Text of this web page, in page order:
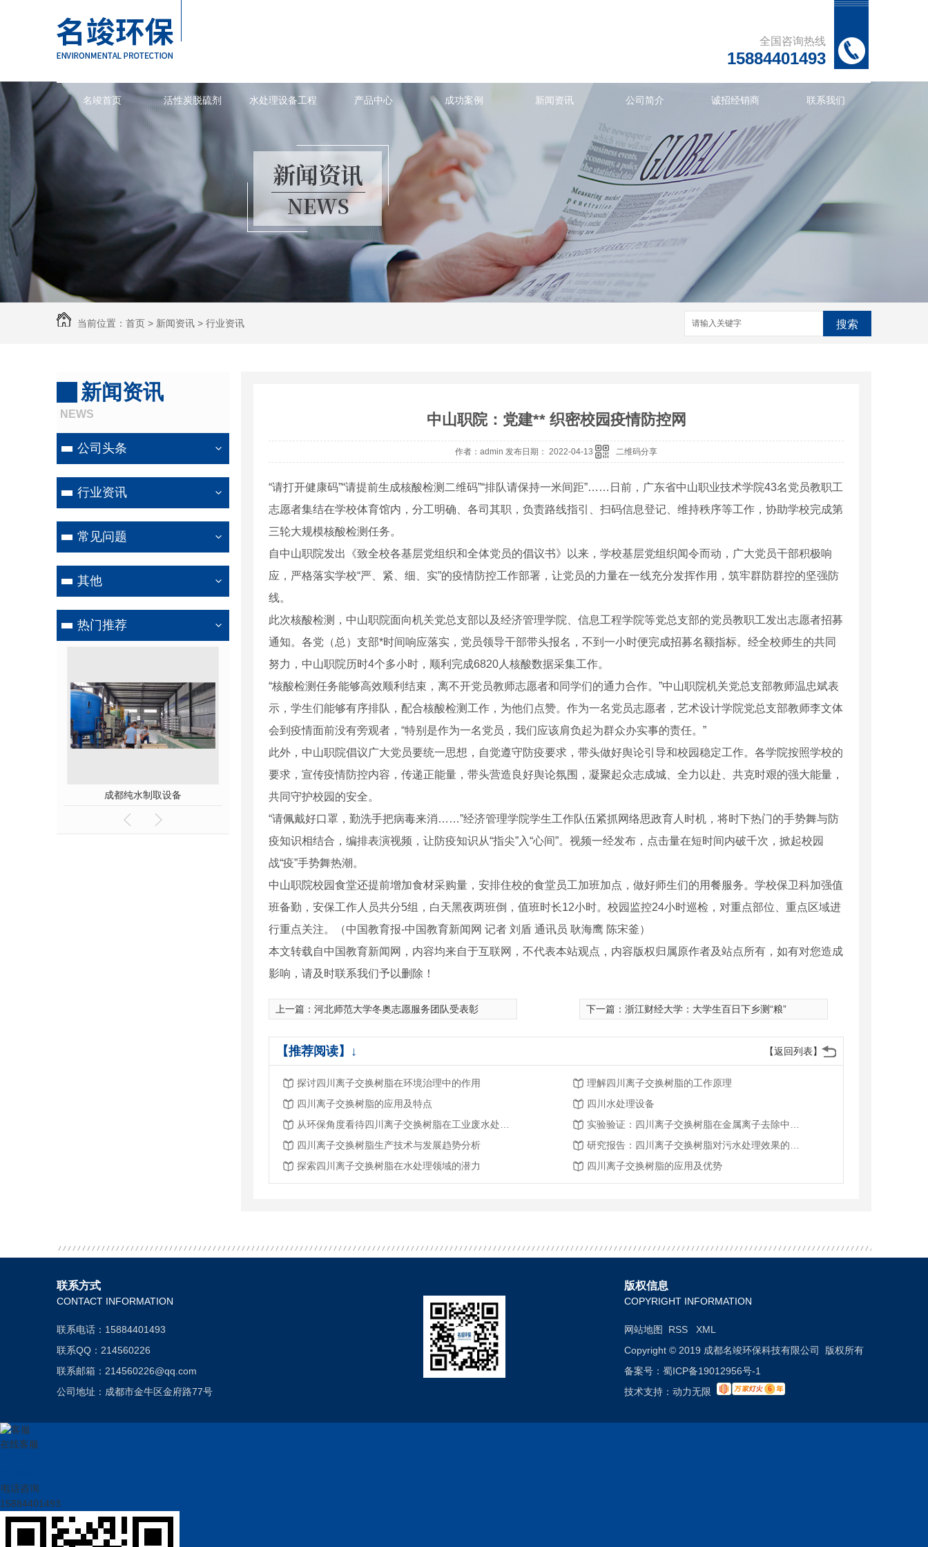
全国咨询热线
15884401493
名竣首页 活性炭脱硫剂 水处理设备工程 产品中心 成功案例 新闻资讯 公司简介 诚招经销商 联系我们
当前位置： 首页 > 新闻资讯 > 行业资讯 搜索
新闻资讯
NEWS
公司头条
行业资讯
常见问题
其他
热门推荐
四川活性炭脱硫剂厂家 新型宽温烟气脱硫技术
中山职院：党建** 织密校园疫情防控网
作者：admin 发布日期： 2022-04-13 二维码分享
“请打开健康码”“请提前生成核酸检测二维码”“排队请保持一米间距”……日前，广东省中山职业技术学院43名党员教职工
志愿者集结在学校体育馆内，分工明确、各司其职，负责路线指引、扫码信息登记、维持秩序等工作，协助学校完成第
三轮大规模核酸检测任务。
自中山职院发出《致全校各基层党组织和全体党员的倡议书》以来，学校基层党组织闻令而动，广大党员干部积极响
应，严格落实学校“严、紧、细、实”的疫情防控工作部署，让党员的力量在一线充分发挥作用，筑牢群防群控的坚强防
线。
此次核酸检测，中山职院面向机关党总支部以及经济管理学院、信息工程学院等党总支部的党员教职工发出志愿者招募
通知。各党（总）支部*时间响应落实，党员领导干部带头报名，不到一小时便完成招募名额指标。经全校师生的共同
努力，中山职院历时4个多小时，顺利完成6820人核酸数据采集工作。
“核酸检测任务能够高效顺利结束，离不开党员教师志愿者和同学们的通力合作。”中山职院机关党总支部教师温忠斌表
示，学生们能够有序排队，配合核酸检测工作，为他们点赞。作为一名党员志愿者，艺术设计学院党总支部教师李文体
会到疫情面前没有旁观者，“特别是作为一名党员，我们应该肩负起为群众办实事的责任。”
此外，中山职院倡议广大党员要统一思想，自觉遵守防疫要求，带头做好舆论引导和校园稳定工作。各学院按照学校的
要求，宣传疫情防控内容，传递正能量，带头营造良好舆论氛围，凝聚起众志成城、全力以赴、共克时艰的强大能量，
共同守护校园的安全。
“请佩戴好口罩，勤洗手把病毒来消……”经济管理学院学生工作队伍紧抓网络思政育人时机，将时下热门的手势舞与防
疫知识相结合，编排表演视频，让防疫知识从“指尖”入“心间”。视频一经发布，点击量在短时间内破千次，掀起校园
战“疫”手势舞热潮。
中山职院校园食堂还提前增加食材采购量，安排住校的食堂员工加班加点，做好师生们的用餐服务。学校保卫科加强值
班备勤，安保工作人员共分5组，白天黑夜两班倒，值班时长12小时。校园监控24小时巡检，对重点部位、重点区域进
行重点关注。（中国教育报-中国教育新闻网 记者 刘盾 通讯员 耿海鹰 陈宋釜）
本文转载自中国教育新闻网，内容均来自于互联网，不代表本站观点，内容版权归属原作者及站点所有，如有对您造成
影响，请及时联系我们予以删除！
上一篇： 河北师范大学冬奥志愿服务团队受表彰 下一篇： 浙江财经大学：大学生百日下乡测“粮”
【返回列表】
【推荐阅读】↓
探讨四川离子交换树脂在环境治理中的作用
理解四川离子交换树脂的工作原理
四川离子交换树脂的应用及特点
四川水处理设备
四川离子交换树脂生产技术与发展趋势分析
探索四川离子交换树脂在水处理领域的潜力
四川离子交换树脂的应用及优势
联系方式
CONTACT INFORMATION
联系电话：15884401493
联系QQ：214560226
联系邮箱：214560226@qq.com
公司地址：成都市金牛区金府路77号
版权信息
COPYRIGHT INFORMATION
网站地图 RSS
XML
Copyright © 2019 成都名竣环保科技有限公司 版权所有
备案号： 蜀ICP备19012956号-1
技术支持： 动力无限
在线客服
电话咨询
15884401493